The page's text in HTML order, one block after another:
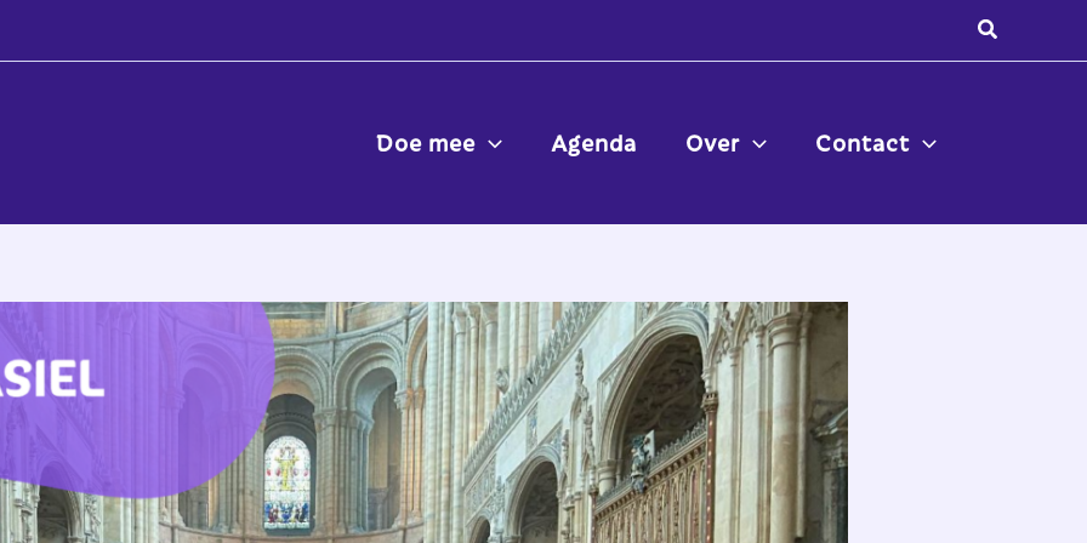
Zoeken
Doe mee Agenda Over Contact